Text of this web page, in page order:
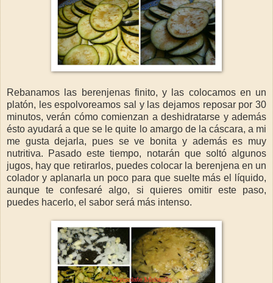
Rebanamos las berenjenas finito, y las colocamos en un
platón, les espolvoreamos sal y las dejamos reposar por 30
minutos, verán cómo comienzan a deshidratarse y además
ésto ayudará a que se le quite lo amargo de la cáscara, a mi
me gusta dejarla, pues se ve bonita y además es muy
nutritiva. Pasado este tiempo, notarán que soltó algunos
jugos, hay que retirarlos, puedes colocar la berenjena en un
colador y aplanarla un poco para que suelte más el líquido,
aunque te confesaré algo, si quieres omitir este paso,
puedes hacerlo, el sabor será más intenso.